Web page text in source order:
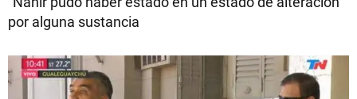
por alguna sustancia